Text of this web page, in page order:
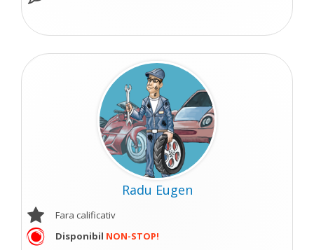
Radu Eugen
Fara calificativ
Disponibil NON-STOP!